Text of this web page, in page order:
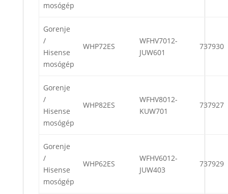
mosógép
Gorenje
/
Hisense
mosógép
WHP72ES
WFHV7012-
JUW601
737930
Gorenje
/
Hisense
mosógép
WHP82ES
WFHV8012-
KUW701
737927
Gorenje
/
Hisense
mosógép
WHP62ES
WFHV6012-
JUW403
737929